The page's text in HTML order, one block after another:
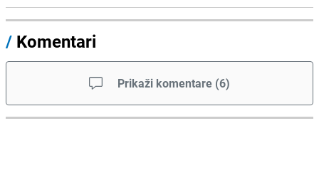
/ Komentari
Prikaži komentare (6)